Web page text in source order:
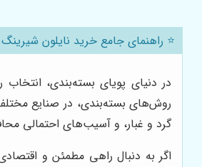
⭐️ راهنمای جامع خرید نایلون
در دنیای پویای بسته‌بندی،
روش‌های بسته‌بندی، در صنایع مختلف
گرد و غبار، و آسیب‌های احتمالی
اگر به دنبال راهی مطمئن و